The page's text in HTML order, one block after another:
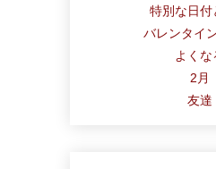
特別な日付
バレンタイ
よくな
2月
友達